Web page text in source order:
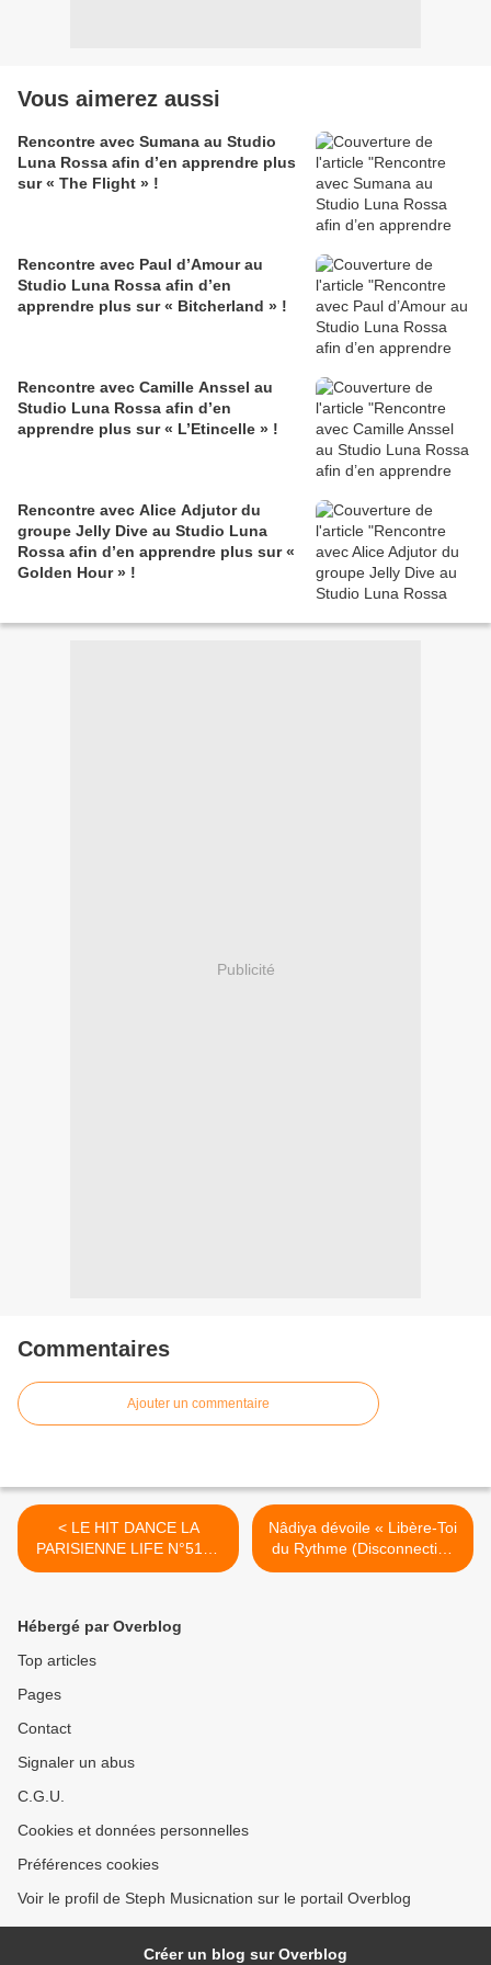
Vous aimerez aussi
Rencontre avec Sumana au Studio
Luna Rossa afin d’en apprendre plus
sur « The Flight » !
Rencontre avec Paul d’Amour au
Studio Luna Rossa afin d’en
apprendre plus sur « Bitcherland » !
Rencontre avec Camille Anssel au
Studio Luna Rossa afin d’en
apprendre plus sur « L’Etincelle » !
Rencontre avec Alice Adjutor du
groupe Jelly Dive au Studio Luna
Rossa afin d’en apprendre plus sur «
Golden Hour » !
Publicité
Commentaires
Ajouter un commentaire
< LE HIT DANCE LA
PARISIENNE LIFE N°510 -
19 DÉCEMBRE 2025
Nâdiya dévoile « Libère-Toi
du Rythme (Disconnection
Algorithm) » ! >
Hébergé par Overblog
Top articles
Pages
Contact
Signaler un abus
C.G.U.
Cookies et données personnelles
Préférences cookies
Voir le profil de Steph Musicnation sur le portail Overblog
Créer un blog sur Overblog